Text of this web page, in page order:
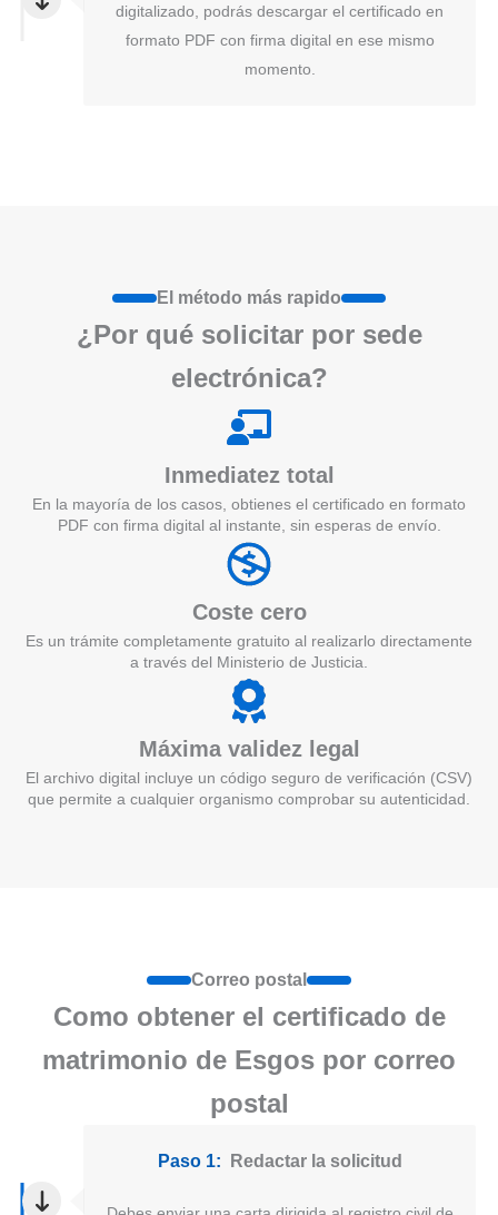
digitalizado, podrás descargar el certificado en
formato PDF con firma digital en ese mismo
momento.
El método más rapido
¿Por qué solicitar por sede
electrónica?
Inmediatez total
En la mayoría de los casos, obtienes el certificado en formato
PDF con firma digital al instante, sin esperas de envío.
Coste cero
Es un trámite completamente gratuito al realizarlo directamente
a través del Ministerio de Justicia.
Máxima validez legal
El archivo digital incluye un código seguro de verificación (CSV)
que permite a cualquier organismo comprobar su autenticidad.
Correo postal
Como obtener el certificado de
matrimonio de Esgos por correo
postal
Paso 1: Redactar la solicitud